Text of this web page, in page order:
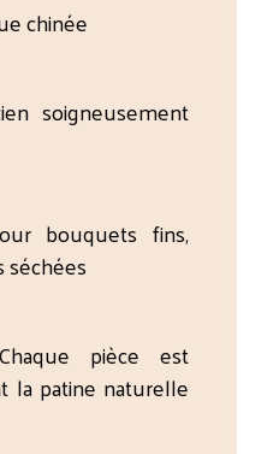
chinée
soigneusement
bouquets fins,
pièce est
la patine naturelle